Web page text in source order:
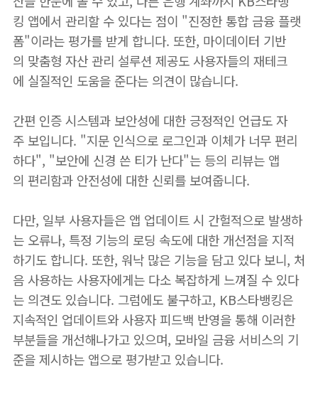
킹 앱에서 관리할 수 있다는 점이 "진정한 통합 금융 플랫
폼"이라는 평가를 받게 합니다. 또한, 마이데이터 기반
의 맞춤형 자산 관리 설루션 제공도 사용자들의 재테크
에 실질적인 도움을 준다는 의견이 많습니다.
간편 인증 시스템과 보안성에 대한 긍정적인 언급도 자
주 보입니다. "지문 인식으로 로그인과 이체가 너무 편리
하다", "보안에 신경 쓴 티가 난다"는 등의 리뷰는 앱
의 편리함과 안전성에 대한 신뢰를 보여줍니다.
다만, 일부 사용자들은 앱 업데이트 시 간헐적으로 발생하
는 오류나, 특정 기능의 로딩 속도에 대한 개선점을 지적
하기도 합니다. 또한, 워낙 많은 기능을 담고 있다 보니, 처
음 사용하는 사용자에게는 다소 복잡하게 느껴질 수 있다
는 의견도 있습니다. 그럼에도 불구하고, KB스타뱅킹은
지속적인 업데이트와 사용자 피드백 반영을 통해 이러한
부분들을 개선해나가고 있으며, 모바일 금융 서비스의 기
준을 제시하는 앱으로 평가받고 있습니다.